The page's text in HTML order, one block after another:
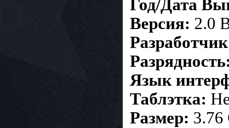
Год/Дата
Версия: 2.0
Язык
Таблэтка:
Размер: 3.76